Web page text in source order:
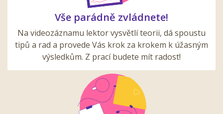
Vše parádně zvládnete!
Na videozáznamu lektor vysvětlí teorii, dá spoustu
tipů a rad a provede Vás krok za krokem k úžasným
výsledkům. Z prací budete mít radost!